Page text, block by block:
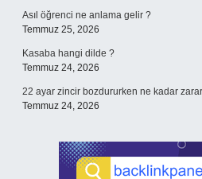
Asıl öğrenci ne anlama gelir ?
Temmuz 25, 2026
Kasaba hangi dilde ?
Temmuz 24, 2026
22 ayar zincir bozdururken ne kadar
Temmuz 24, 2026